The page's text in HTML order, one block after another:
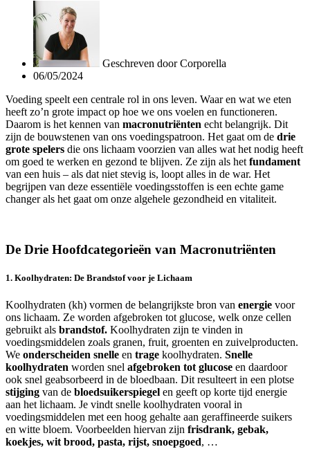
Geschreven doorCorporella
06/05/2024
Voeding speelt een centrale rol in ons leven. Waar en wat we eten
heeft zo’n grote impact op hoe we ons voelen en functioneren.
Daarom is het kennen van macronutriënten echt belangrijk. Dit
zijn de bouwstenen van ons voedingspatroon. Het gaat om de drie
grote spelers die ons lichaam voorzien van alles wat het nodig heeft
om goed te werken en gezond te blijven. Ze zijn als het fundament
van een huis – als dat niet stevig is, loopt alles in de war. Het
begrijpen van deze essentiële voedingsstoffen is een echte game
changer als het gaat om onze algehele gezondheid en vitaliteit.
De Drie Hoofdcategorieën van Macronutriënten
1. Koolhydraten: De Brandstof voor je Lichaam
Koolhydraten (kh) vormen de belangrijkste bron van energie voor
ons lichaam. Ze worden afgebroken tot glucose, welk onze cellen
gebruikt als brandstof. Koolhydraten zijn te vinden in
voedingsmiddelen zoals granen, fruit, groenten en zuivelproducten.
We onderscheiden snelle en trage koolhydraten. Snelle
koolhydraten worden snel afgebroken tot glucose en daardoor
ook snel geabsorbeerd in de bloedbaan. Dit resulteert in een plotse
stijging van de bloedsuikerspiegel en geeft op korte tijd energie
aan het lichaam. Je vindt snelle koolhydraten vooral in
voedingsmiddelen met een hoog gehalte aan geraffineerde suikers
en witte bloem. Voorbeelden hiervan zijn frisdrank, gebak,
koekjes, wit brood, pasta, rijst, snoepgoed, …